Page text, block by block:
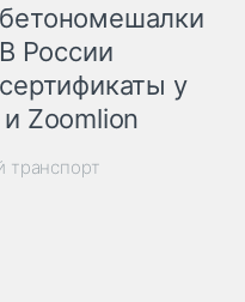
России
у
Zoomlion
транспорт